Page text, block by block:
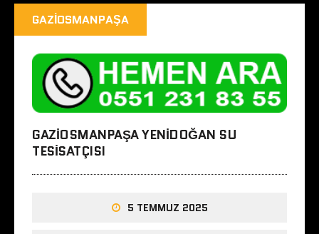
GAZIOSMANPAŞA
GAZIOSMANPAŞA YENIDOĞAN SU
TESISATÇISI
5 TEMMUZ 2025